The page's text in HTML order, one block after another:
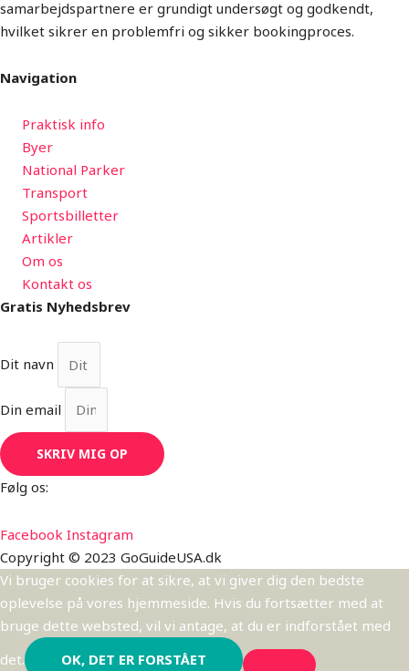
samarbejdspartnere er grundigt undersøgt og godkendt,
hvilket sikrer en problemfri og sikker bookingproces.
Navigation
Praktisk info
Byer
National Parker
Transport
Sportsbilletter
Artikler
Om os
Kontakt os
Gratis Nyhedsbrev
Dit navn
Din email
SKRIV MIG OP
Følg os:
Facebook Instagram
Copyright © 2023 GoGuideUSA.dk
Vi bruger cookies for at sikre, at vi giver dig den bedste
oplevelse på vores hjemmeside. Hvis du fortsætter med at
bruge dette websted, vil vi antage, at du er indforstået med
det.
OK, DET ER FORSTÅET